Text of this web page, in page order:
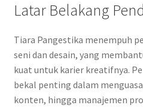
Latar Belakang
Tiara Pangestika menempuh
seni dan desain, yang
kuat untuk karier kreatifnya.
bekal penting dalam
konten, hingga manajemen